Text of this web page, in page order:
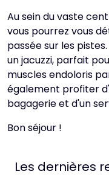
Au sein du vaste
vous pourrez vous
passée sur les
un jacuzzi, parfait
muscles endoloris
également profiter
bagagerie et d'un
Bon séjour !
Les dernières